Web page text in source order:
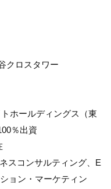
クロスタワー
ホールディングス（東
％出資
スコンサルティング、E
ョン・マーケティン